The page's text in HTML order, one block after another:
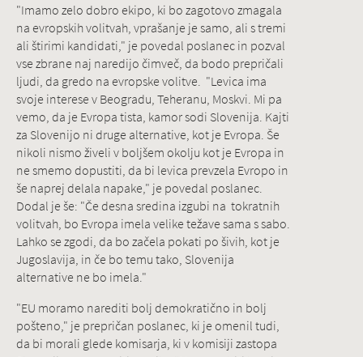
"Imamo zelo dobro ekipo, ki bo zagotovo zmagala
na evropskih volitvah, vprašanje je samo, ali s tremi
ali štirimi kandidati," je povedal poslanec in pozval
vse zbrane naj naredijo čimveč, da bodo prepričali
ljudi, da gredo na evropske volitve. "Levica ima
svoje interese v Beogradu, Teheranu, Moskvi. Mi pa
vemo, da je Evropa tista, kamor sodi Slovenija. Kajti
za Slovenijo ni druge alternative, kot je Evropa. Še
nikoli nismo živeli v boljšem okolju kot je Evropa in
ne smemo dopustiti, da bi levica prevzela Evropo in
še naprej delala napake," je povedal poslanec.
Dodal je še: "Če desna sredina izgubi na tokratnih
volitvah, bo Evropa imela velike težave sama s sabo.
Lahko se zgodi, da bo začela pokati po šivih, kot je
Jugoslavija, in če bo temu tako, Slovenija
alternative ne bo imela."
"EU moramo narediti bolj demokratično in bolj
pošteno," je prepričan poslanec, ki je omenil tudi,
da bi morali glede komisarja, ki v komisiji zastopa